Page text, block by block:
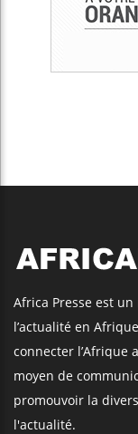
Africa Presse est
l’actualité en
connecter l’Afrique
moyen de
promouvoir la
l'actualité.